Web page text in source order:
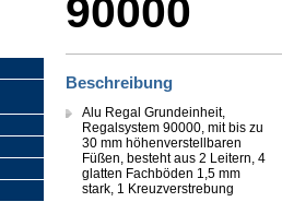
90000
Beschreibung
Alu Regal Grundeinheit,
Regalsystem 90000, mit bis zu
30 mm höhenverstellbaren
Füßen, besteht aus 2 Leitern, 4
glatten Fachböden 1,5 mm
stark, 1 Kreuzverstrebung